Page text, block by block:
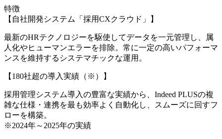
特徴
【自社開発システム「採用CXクラウド」】
最新のHRテクノロジーを駆使してデータを一元管理し、属
人化やヒューマンエラーを排除。常に一定の高いパフォーマ
ンスを維持するシステマチックな運用。
【180社超の導入実績（※）】
採用管理システム導入の豊富な実績から、Indeed PLUSの複
雑な仕様・連携を最も効率よく自動化し、スムーズに回すフ
ローを構築。
※2024年～2025年の実績